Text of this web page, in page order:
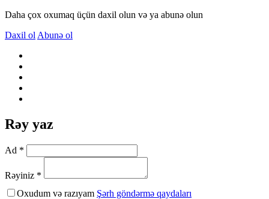
Daha çox oxumaq üçün daxil olun və ya abunə olun
Daxil ol Abunə ol
Rəy yaz
Ad *
Rəyiniz *
Oxudum və razıyam Şərh göndərmə qaydaları